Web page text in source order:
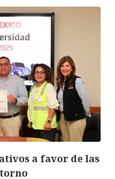
a favor de las